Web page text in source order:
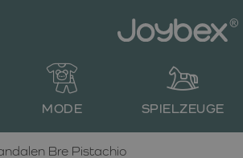
MODE SPIELZEUGE
Bre Pistachio